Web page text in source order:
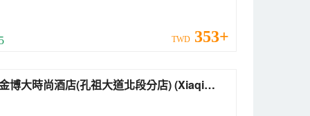
TWD 353+
博大時尚酒店(孔祖大道北段分店) (Xiaqi